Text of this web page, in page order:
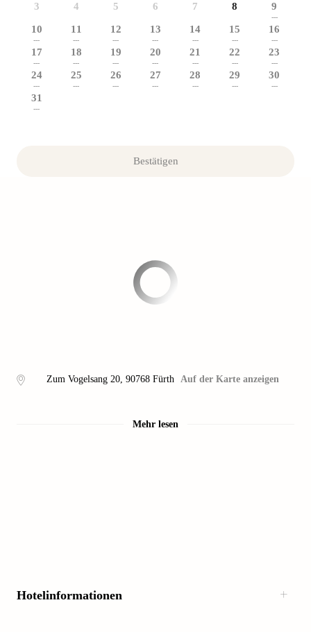
3 4 5 6 7 8 9
---
10
---
11
---
12
---
13
---
14
---
15
---
16
---
17
---
18
---
19
---
20
---
21
---
22
---
23
---
24
---
25
---
26
---
27
---
28
---
29
---
30
---
31
---
Bestätigen
Zum Vogelsang 20, 90768 Fürth Auf der Karte anzeigen
Mehr lesen
Hotelinformationen